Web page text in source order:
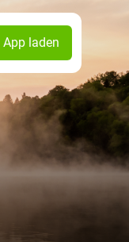
App laden